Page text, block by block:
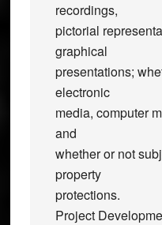
recordings,
pictorial
graphical
presentations;
electronic
media, computer
and
whether or not
property
protections.
Project